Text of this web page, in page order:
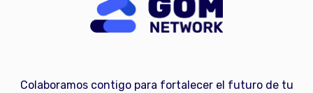
Colaboramos contigo para fortalecer el futuro de tu